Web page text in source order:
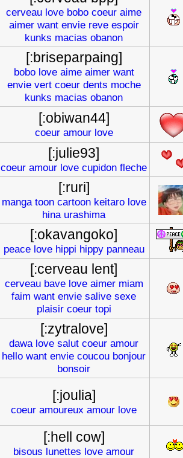
cerveau love bobo coeur aime
aimer want envie reve espoir
kunks macias obanon
[:briseparpaing]
bobo love aime aimer want
envie vert coeur dents moche
kunks macias obanon
[:obiwan44]
coeur amour love
[:julie93]
coeur amour love cupidon fleche
[:ruri]
manga toon cartoon keitaro love
hina urashima
[:okavangoko]
peace love hippi hippy panneau
[:cerveau lent]
cerveau bave love aimer miam
faim want envie salive sexe
plaisir coeur topi
[:zytralove]
dawa love salut coeur amour
hello want envie coucou bonjour
bonsoir
[:joulia]
coeur amoureux amour love
[:hell cow]
bisous lunettes love amour